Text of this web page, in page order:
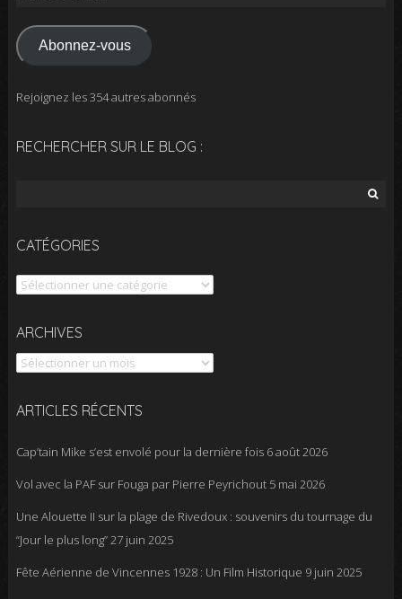
mail
Abonnez-vous
Rejoignez les 354 autres abonnés
RECHERCHER SUR LE BLOG :
CATÉGORIES
Catégories
ARCHIVES
Archives
ARTICLES RÉCENTS
Cap’tain Mike s’est envolé pour la dernière fois 6 août 2026
Vol avec la PAF sur Fouga par Pierre Peyrichout 5 mai 2026
Une Alouette II sur la plage de Rivedoux : souvenirs du tournage du
“Jour le plus long”27 juin 2025
Fête Aérienne de Vincennes 1928 : Un Film Historique 9 juin 2025